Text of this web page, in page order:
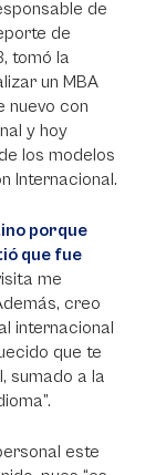
de
de
tomó la
un MBA
nuevo con
y hoy
los modelos
Internacional.
porque
que fue
me
creo
internacional
que te
sumado a la
este